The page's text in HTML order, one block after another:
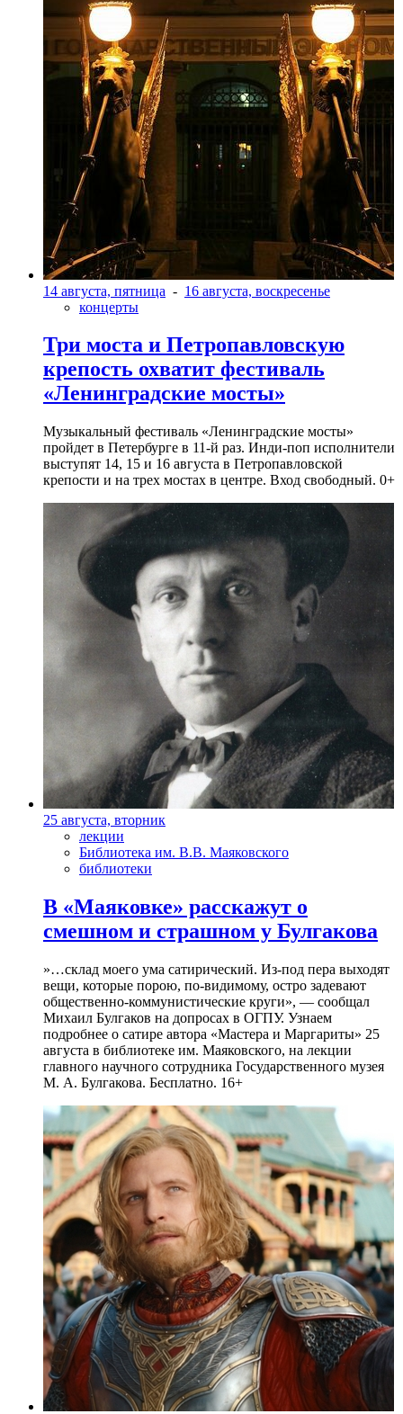
14 августа, пятница - 16 августа, воскресенье
концерты
Три моста и Петропавловскую
крепость охватит фестиваль
«Ленинградские мосты»
Музыкальный фестиваль «Ленинградские мосты»
пройдет в Петербурге в 11-й раз. Инди-поп исполнители
выступят 14, 15 и 16 августа в Петропавловской
крепости и на трех мостах в центре. Вход свободный. 0+
25 августа, вторник
лекции
Библиотека им. В.В. Маяковского
библиотеки
В «Маяковке» расскажут о
смешном и страшном у Булгакова
»…склад моего ума сатирический. Из-под пера выходят
вещи, которые порою, по-видимому, остро задевают
общественно-коммунистические круги», — сообщал
Михаил Булгаков на допросах в ОГПУ. Узнаем
подробнее о сатире автора «Мастера и Маргариты» 25
августа в библиотеке им. Маяковского, на лекции
главного научного сотрудника Государственного музея
М. А. Булгакова. Бесплатно. 16+